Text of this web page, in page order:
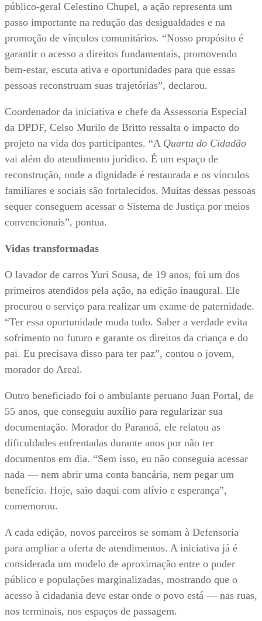
público-geral Celestino Chupel, a ação representa um
passo importante na redução das desigualdades e na
promoção de vínculos comunitários. “Nosso propósito é
garantir o acesso a direitos fundamentais, promovendo
bem-estar, escuta ativa e oportunidades para que essas
pessoas reconstruam suas trajetórias”, declarou.
Coordenador da iniciativa e chefe da Assessoria Especial
da DPDF, Celso Murilo de Britto ressalta o impacto do
projeto na vida dos participantes. “A Quarta do Cidadão
vai além do atendimento jurídico. É um espaço de
reconstrução, onde a dignidade é restaurada e os vínculos
familiares e sociais são fortalecidos. Muitas dessas pessoas
sequer conseguem acessar o Sistema de Justiça por meios
convencionais”, pontua.
Vidas transformadas
O lavador de carros Yuri Sousa, de 19 anos, foi um dos
primeiros atendidos pela ação, na edição inaugural. Ele
procurou o serviço para realizar um exame de paternidade.
“Ter essa oportunidade muda tudo. Saber a verdade evita
sofrimento no futuro e garante os direitos da criança e do
pai. Eu precisava disso para ter paz”, contou o jovem,
morador do Areal.
Outro beneficiado foi o ambulante peruano Juan Portal, de
55 anos, que conseguiu auxílio para regularizar sua
documentação. Morador do Paranoá, ele relatou as
dificuldades enfrentadas durante anos por não ter
documentos em dia. “Sem isso, eu não conseguia acessar
nada — nem abrir uma conta bancária, nem pegar um
benefício. Hoje, saio daqui com alívio e esperança”,
comemorou.
A cada edição, novos parceiros se somam à Defensoria
para ampliar a oferta de atendimentos. A iniciativa já é
considerada um modelo de aproximação entre o poder
público e populações marginalizadas, mostrando que o
acesso à cidadania deve estar onde o povo está — nas ruas,
nos terminais, nos espaços de passagem.